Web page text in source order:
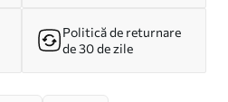
Politică de returnare
de 30 de zile